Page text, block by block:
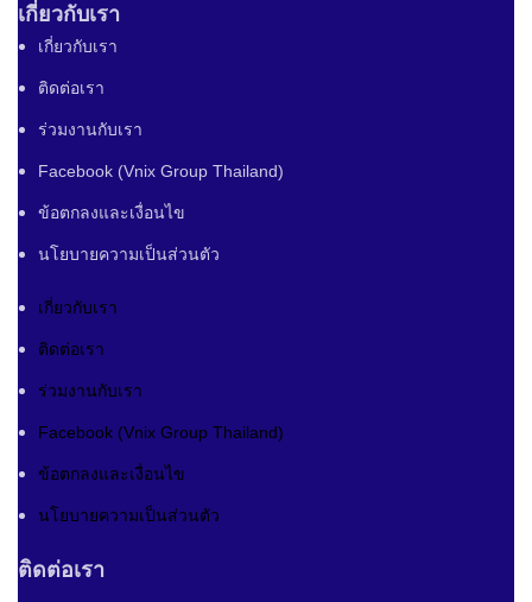
เกี่ยวกับเรา
เกี่ยวกับเรา
ติดต่อเรา
ร่วมงานกับเรา
Facebook (Vnix Group Thailand)
ข้อตกลงและเงื่อนไข
นโยบายความเป็นส่วนตัว
เกี่ยวกับเรา
ติดต่อเรา
ร่วมงานกับเรา
Facebook (Vnix Group Thailand)
ข้อตกลงและเงื่อนไข
นโยบายความเป็นส่วนตัว
ติดต่อเรา